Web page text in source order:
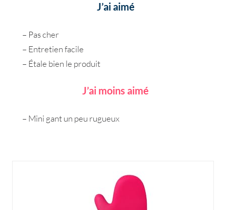
J’ai aimé
– Pas cher
– Entretien facile
– Étale bien le produit
J’ai moins aimé
– Mini gant un peu rugueux